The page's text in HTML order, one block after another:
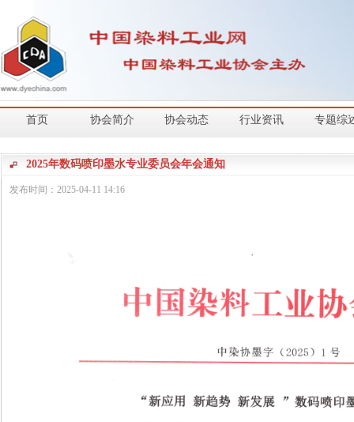
首页 协会简介 协会动态 行业资讯 专题综
2025年数码喷印墨水专业委员会年会通知
发布时间： 2025-04-11 14:16